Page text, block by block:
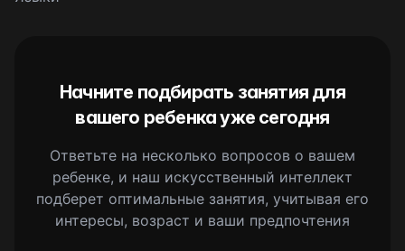
Начните подбирать занятия для
вашего ребенка уже сегодня
Ответьте на несколько вопросов о вашем
ребенке, и наш искусственный интеллект
подберет оптимальные занятия, учитывая его
интересы, возраст и ваши предпочтения